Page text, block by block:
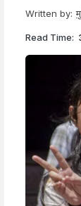
Written by:
Read Time: